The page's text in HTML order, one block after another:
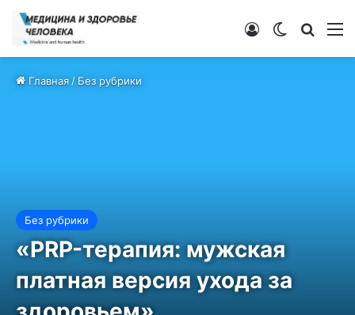
Switch skin
Войти
Главная/Без рубрики
Без рубрики
«PRP-терапия: мужская
платная версия ухода за